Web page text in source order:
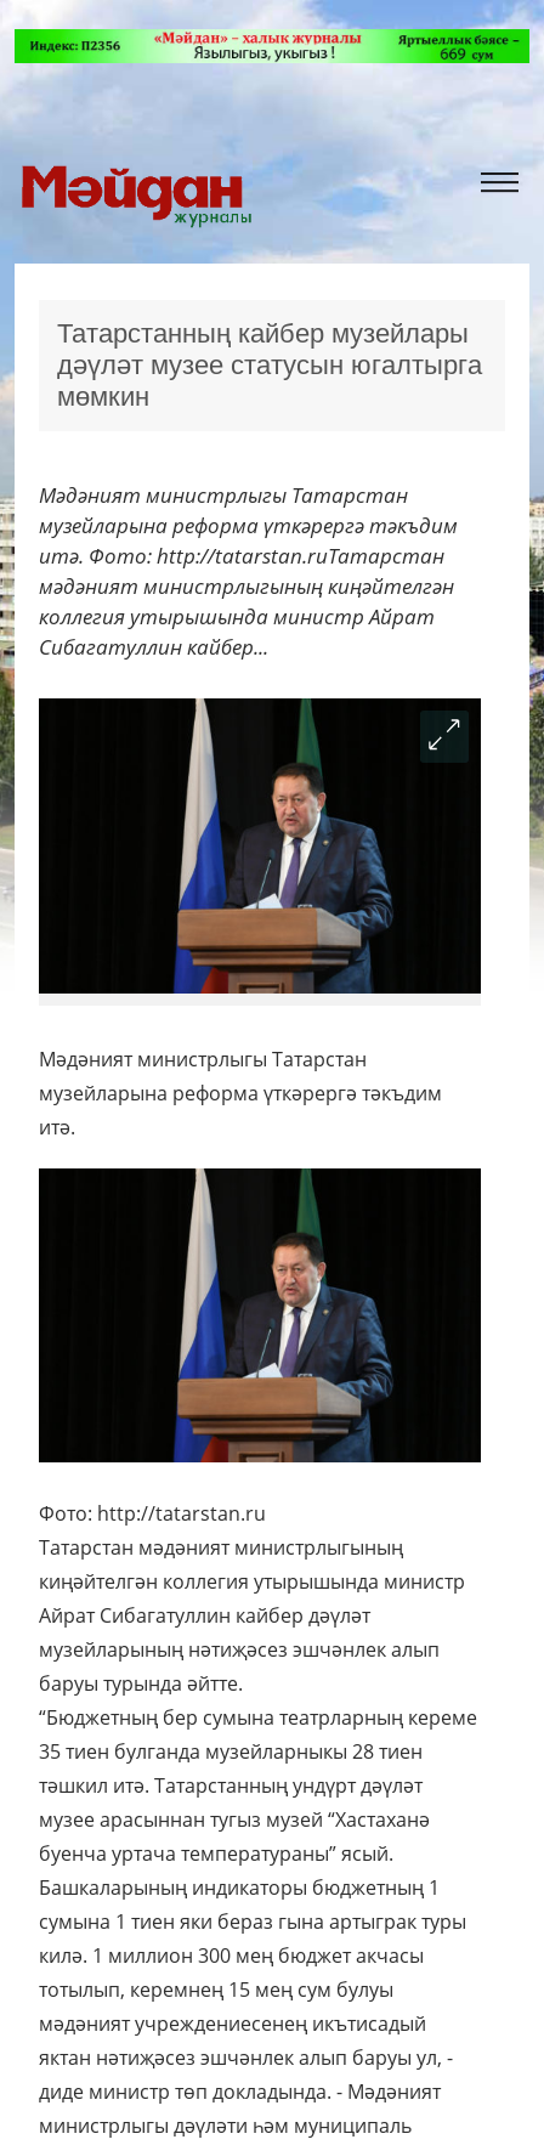
Татарстанның кайбер музейлары
дәүләт музее статусын югалтырга
мөмкин
Мәдәният министрлыгы Татарстан
музейларына реформа үткәрергә тәкъдим
итә. Фото: http://tatarstan.ruТатарстан
мәдәният министрлыгының киңәйтелгән
коллегия утырышында министр Айрат
Сибагатуллин кайбер...
Мәдәният министрлыгы Татарстан
музейларына реформа үткәрергә тәкъдим
итә.
Фото: http://tatarstan.ru
Татарстан мәдәният министрлыгының
киңәйтелгән коллегия утырышында министр
Айрат Сибагатуллин кайбер дәүләт
музейларының нәтиҗәсез эшчәнлек алып
баруы турында әйтте.
“Бюджетның бер сумына театрларның кереме
35 тиен булганда музейларныкы 28 тиен
тәшкил итә. Татарстанның ундүрт дәүләт
музее арасыннан тугыз музей “Хастаханә
буенча уртача температураны” ясый.
Башкаларының индикаторы бюджетның 1
сумына 1 тиен яки бераз гына артыграк туры
килә. 1 миллион 300 мең бюджет акчасы
тотылып, керемнең 15 мең сум булуы
мәдәният учреждениесенең икътисадый
яктан нәтиҗәсез эшчәнлек алып баруы ул, -
диде министр төп докладында. - Мәдәният
министрлыгы дәүләти һәм муниципаль